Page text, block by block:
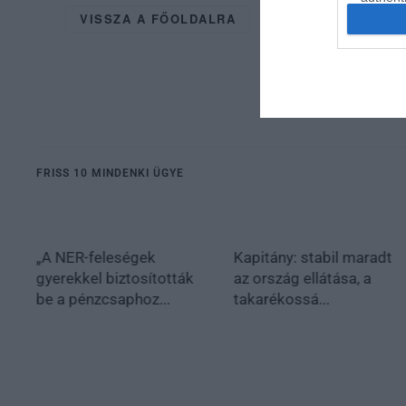
VISSZA A FŐOLDALRA
FRISS 10 MINDENKI ÜGYE
„A NER-feleségek
gyerekkel biztosították
be a pénzcsaphoz...
Kapitány: stabil maradt
az ország ellátása, a
takarékossá...